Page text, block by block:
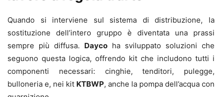
Quando si interviene sul sistema di distribuzione, la
sostituzione dell’intero gruppo è diventata una prassi
sempre più diffusa. Dayco ha sviluppato soluzioni che
seguono questa logica, offrendo kit che includono tutti i
componenti necessari: cinghie, tenditori, pulegge,
bulloneria e, nei kit KTBWP, anche la pompa dell’acqua con